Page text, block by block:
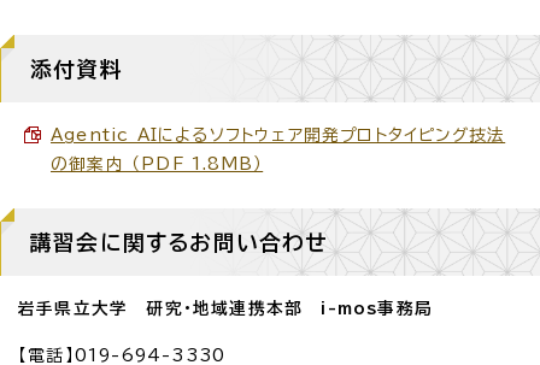
添付資料
Agentic AIによるソフトウェア開発プロトタイピング技法
の御案内 （PDF 1.8MB）
講習会に関するお問い合わせ
岩手県立大学 研究・地域連携本部 i-mos事務局
【電話】019-694-3330